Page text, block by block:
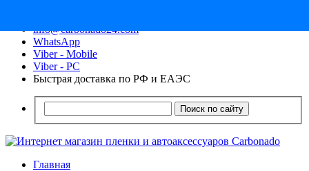
info@carbonado24.com
WhatsApp
Viber - Mobile
Viber - PC
Быстрая доставка по РФ и ЕАЭС
Поиск по сайту
Главная